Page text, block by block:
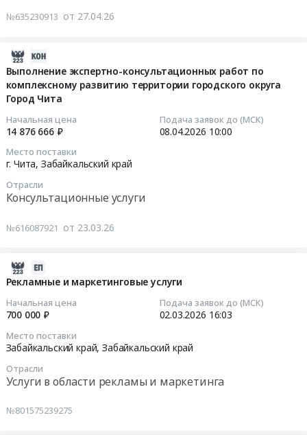
№635230913 от 27.04.26
Выполнение экспертно-консультационных работ по
комплексному развитию территории городского округа
Город Чита
Начальная цена
14 876 666 ₽
Подача заявок до (МСК)
08.04.2026 10:00
Место поставки
г. Чита, Забайкальский край
Отрасли
Консультационные услуги
№616087921 от 23.03.26
Рекламные и маркетинговые услуги
Начальная цена
700 000 ₽
Подача заявок до (МСК)
02.03.2026 16:03
Место поставки
Забайкальский край,Забайкальский край
Отрасли
Услуги в области рекламы и маркетинга
№801575239275